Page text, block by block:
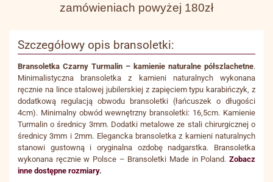
zamówieniach powyżej 180zł
Szczegółowy opis bransoletki:
Bransoletka Czarny Turmalin – kamienie naturalne półszlachetne.
Minimalistyczna bransoletka z kamieni naturalnych wykonana
ręcznie na lince stalowej jubilerskiej z zapięciem typu karabińczyk, z
dodatkową regulacją obwodu bransoletki (łańcuszek o długości
4cm). Minimalny obwód wewnętrzny bransoletki: 16,5cm. Kamienie
Turmalin o średnicy 3mm. Dodatki metalowe ze stali chirurgicznej o
średnicy 3mm i 2mm. Elegancka bransoletka z kamieni naturalnych
stanowi gustowną i oryginalna ozdobę nadgarstka. Bransoletka
wykonana ręcznie w Polsce – Bransoletki Made in Poland. Zobacz
inne dostępne rozmiary.